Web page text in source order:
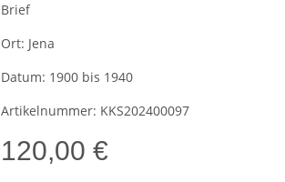
Brief
Ort: Jena
Datum: 1900 bis 1940
Artikelnummer: KKS202400097
120,00 €